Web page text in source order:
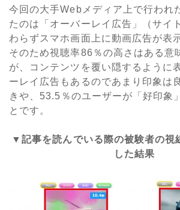
今回の大手Webメディア上で行われ
たのは「オーバーレイ広告」（サイ
わらずスマホ画面上に動画広告が表
そのため視聴率86％の高さはある意
が、コンテンツを覆い隠するように
ーレイ広告もあるのであまり印象は
きや、53.5％のユーザーが「好印象
とです。
▼記事を読んでいる際の被験者の視
した結果